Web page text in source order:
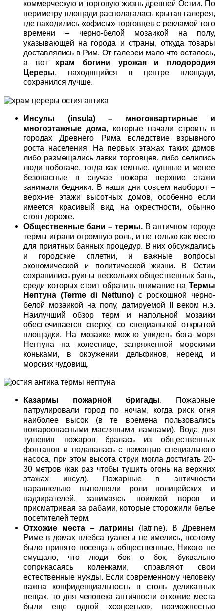
коммерческую и торговую жизнь древней Остии. По
периметру площади располагалась крытая галерея,
где находились «офисы» торговцев с рекламой того
времени – черно-белой мозаикой на полу,
указывающей на города и страны, откуда товары
доставлялись в Рим. От галереи мало что осталось,
а вотхрам богини урожая и плодородия
Цереры, находящийся в центре площади,
сохранился лучше.
Инсулы (insula)
– многоквартирные и
многоэтажные дома, которые начали строить в
городах Древнего Рима вследствие взрывного
роста населения. На первых этажах таких домов
либо размещались лавки торговцев, либо селились
люди побогаче, тогда как темные, душные и менее
безопасные в случае пожара верхние этажи
занимали бедняки. В наши дни совсем наоборот –
верхние этажи высотных домов, особенно если
имеется красивый вид на окрестности, обычно
стоят дороже.
Общественные бани ­– термы. В античном городе
термы играли огромную роль, и не только как место
для приятных банных процедур. В них обсуждались
и городские сплетни, и важные вопросы
экономической и политической жизни. В Остии
сохранились руины нескольких общественных бань,
среди которых стоит обратить внимание на Термы
Нептуна (Terme di Nettuno) с роскошной черно-
белой мозаикой на полу, датируемой II веком н.э.
Наилучший обзор терм и напольной мозаики
обеспечивается сверху, со специальной открытой
площадки. На мозаике можно увидеть бога моря
Нептуна на колеснице, запряженной морскими
коньками, в окружении дельфинов, нереид и
морских чудовищ.
Казармы пожарной бригады. Пожарные
патрулировали город по ночам, когда риск огня
наиболее высок (в те времена пользовались
пожароопасными масляными лампами). Вода для
тушения пожаров бралась из общественных
фонтанов и подавалась с помощью специального
насоса, при этом высота струи могла достигать 20-
30 метров (как раз чтобы тушить огонь на верхних
этажах инсул). Пожарные в античности
параллельно выполняли роли полицейских и
надзирателей, занимаясь поимкой воров и
присматривая за рабами, которые сторожили белье
посетителей терм.
Отхожие места – латрины (latrine). В Древнем
Риме в домах плебса туалеты не имелись, поэтому
было принято посещать общественные. Никого не
смущало, что люди бок о бок, буквально
соприкасаясь коленками, справляют свои
естественные нужды. Если современному человеку
важна конфиденциальность в столь деликатных
вещах, то для человека античности отхожие места
были еще одной «соцсетью», возможностью